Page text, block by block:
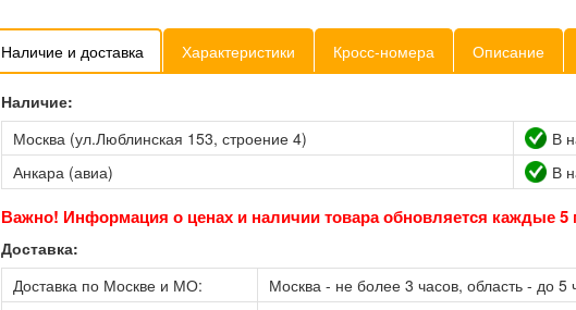
Наличие и доставка Характеристики Кросс-номера Описание
Наличие:
Москва (ул.Люблинская 153, строение 4)
В
Анкара (авиа)
В
Важно! Информация о ценах и наличии товара обновляется каждые 5
Доставка:
Доставка по Москве и МО:
Москва - не более 3 часов, область - до